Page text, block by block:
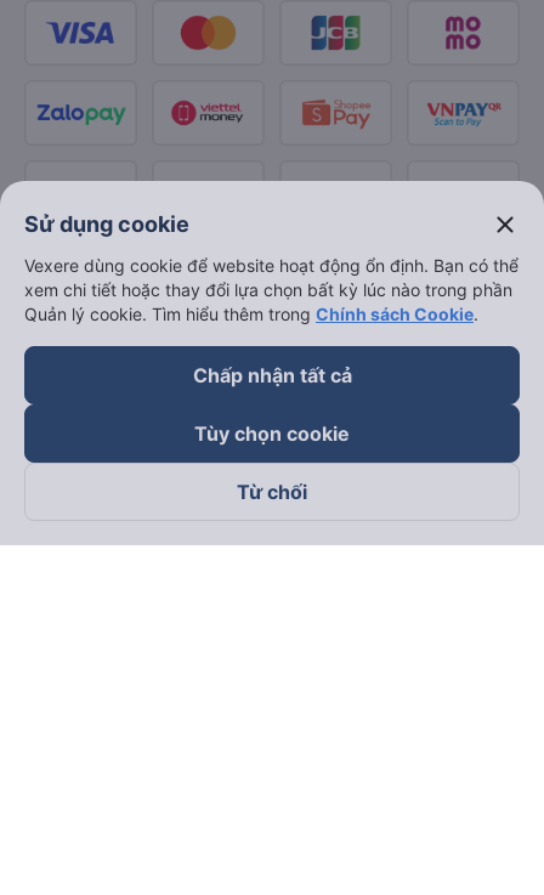
Theo dõi chúng tôi trên
Sử dụng cookie close
Vexere dùng cookie để website hoạt động ổn định. Bạn có thể
xem chi tiết hoặc thay đổi lựa chọn bất kỳ lúc nào trong phần
Quản lý cookie. Tìm hiểu thêm trong Chính sách Cookie.
Chấp nhận tất cả
Tùy chọn cookie
Từ chối